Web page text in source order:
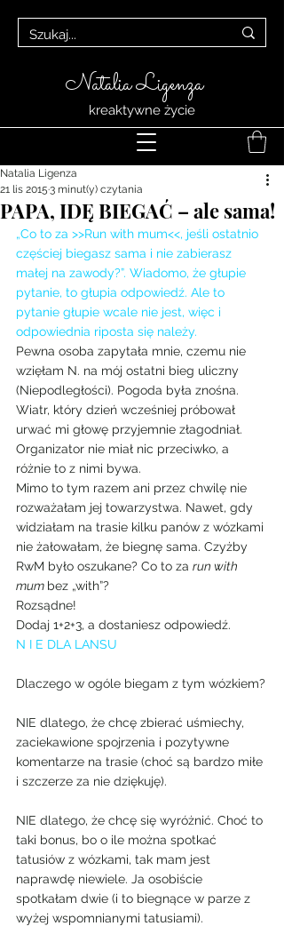
Natalia Ligenza
kreaktywne życie
PAPA, IDĘ BIEGAĆ – ale sama!
Natalia Ligenza
21 lis 2015 3 minut(y) czytania
„Co to za >>Run with mum<<, jeśli ostatnio
częściej biegasz sama i nie zabierasz
małej na zawody?”. Wiadomo, że głupie
pytanie, to głupia odpowiedź. Ale to
pytanie głupie wcale nie jest, więc i
odpowiednia riposta się należy.
Pewna osoba zapytała mnie, czemu nie
wzięłam N. na mój ostatni bieg uliczny
(Niepodległości). Pogoda była znośna.
Wiatr, który dzień wcześniej próbował
urwać mi głowę przyjemnie złagodniał.
Organizator nie miał nic przeciwko, a
różnie to z nimi bywa.
Mimo to tym razem ani przez chwilę nie
rozważałam jej towarzystwa. Nawet, gdy
widziałam na trasie kilku panów z wózkami
nie żałowałam, że biegnę sama. Czyżby
RwM było oszukane? Co to za run with
mum bez „with”?
Rozsądne!
Dodaj 1+2+3, a dostaniesz odpowiedź.
N I E DLA LANSU
Dlaczego w ogóle biegam z tym wózkiem?
NIE dlatego, że chcę zbierać uśmiechy,
zaciekawione spojrzenia i pozytywne
komentarze na trasie (choć są bardzo miłe
i szczerze za nie dziękuję).
NIE dlatego, że chcę się wyróżnić. Choć to
taki bonus, bo o ile można spotkać
tatusiów z wózkami, tak mam jest
naprawdę niewiele. Ja osobiście
spotkałam dwie (i to biegnące w parze z
wyżej wspomnianymi tatusiami).